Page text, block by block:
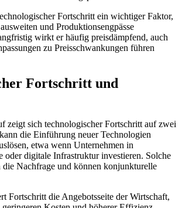
Fortschritt ein wichtiger Faktor,
ausweiten und Produktionsengpässe
wirkt er häufig preisdämpfend, auch
zu Preisschwankungen führen
Fortschritt und
zeigt sich technologischer Fortschritt auf zwei
die Einführung neuer Technologien
etwa wenn Unternehmen in
oder digitale Infrastruktur investieren. Solche
die Nachfrage und können konjunkturelle
Fortschritt die Angebotsseite der Wirtschaft,